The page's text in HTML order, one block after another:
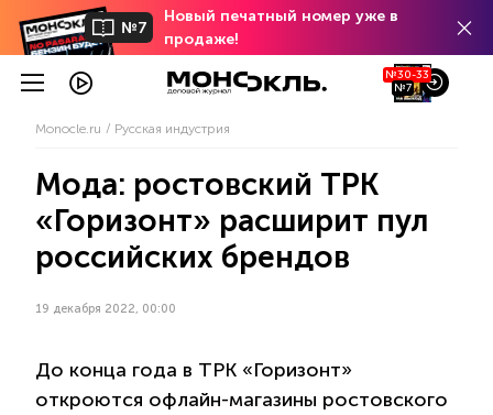
№7
Новый печатный номер уже в
продаже!
№30-33
№7
Monocle.ru Русская индустрия
Мода: ростовский ТРК
«Горизонт» расширит пул
российских брендов
19 декабря 2022, 00:00
До конца года в ТРК «Горизонт»
откроются офлайн-магазины ростовского